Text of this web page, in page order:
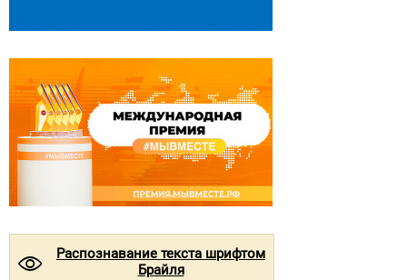
©
Распознавание текста шрифтом
Брайля